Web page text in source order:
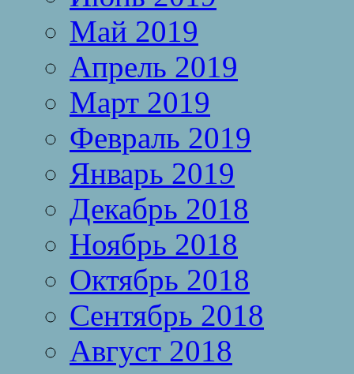
Май 2019
Апрель 2019
Март 2019
Февраль 2019
Январь 2019
Декабрь 2018
Ноябрь 2018
Октябрь 2018
Сентябрь 2018
Август 2018